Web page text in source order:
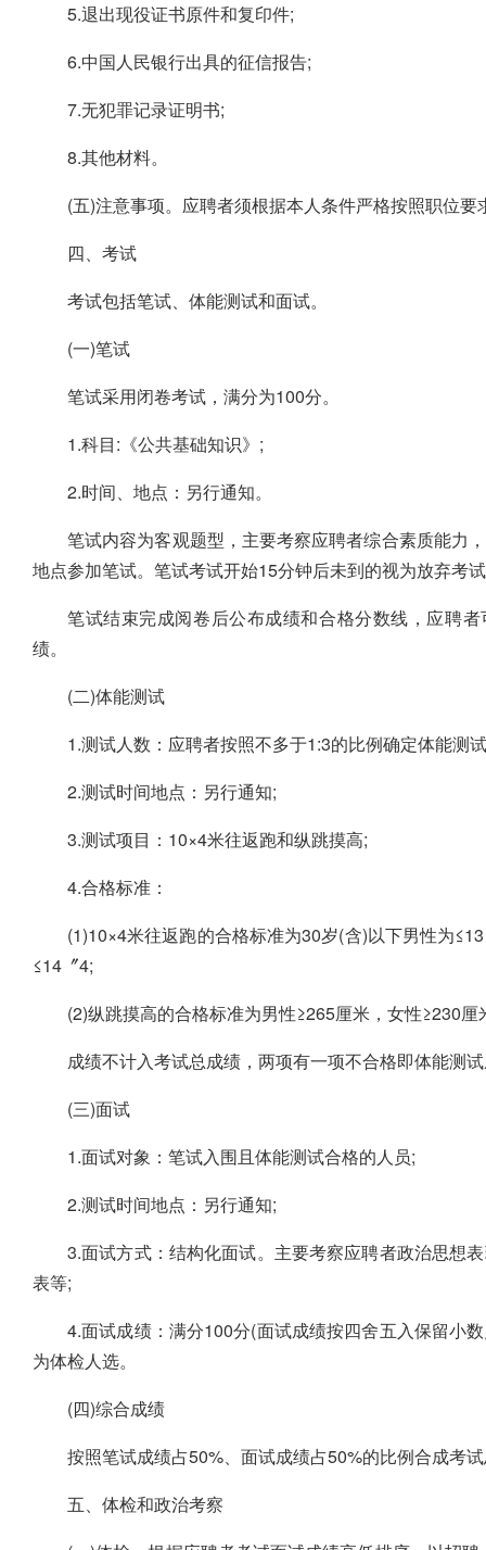
5.退出现役证书原件和复印件;
6.中国人民银行出具的征信报告;
7.无犯罪记录证明书;
8.其他材料。
(五)注意事项。应聘者须根据本人条件严格按照职位
四、考试
考试包括笔试、体能测试和面试。
(一)笔试
笔试采用闭卷考试，满分为100分。
1.科目:《公共基础知识》;
2.时间、地点：另行通知。
笔试内容为客观题型，主要考察应聘者综合素质能力
地点参加笔试。笔试考试开始15分钟后未到的视为放弃考
笔试结束完成阅卷后公布成绩和合格分数线，应聘
绩。
(二)体能测试
1.测试人数：应聘者按照不多于1:3的比例确定体能测
2.测试时间地点：另行通知;
3.测试项目：10×4米往返跑和纵跳摸高;
4.合格标准：
(1)10×4米往返跑的合格标准为30岁(含)以下男性为
≤14〞4;
(2)纵跳摸高的合格标准为男性≥265厘米，女性≥230厘
成绩不计入考试总成绩，两项有一项不合格即体能测
(三)面试
1.面试对象：笔试入围且体能测试合格的人员;
2.测试时间地点：另行通知;
3.面试方式：结构化面试。主要考察应聘者政治思想
表等;
4.面试成绩：满分100分(面试成绩按四舍五入保留小
为体检人选。
(四)综合成绩
按照笔试成绩占50%、面试成绩占50%的比例合成考
五、体检和政治考察